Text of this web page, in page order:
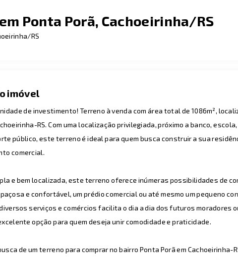
Ponta Porã, Cachoeirinha/RS
RS
imóvel
de investimento! Terreno à venda com área total de 1086m²,
RS. Com uma localização privilegiada, próximo a banco,
público, este terreno é ideal para quem busca construir a sua
comercial.
e bem localizada, este terreno oferece inúmeras possibilidades de
e confortável, um prédio comercial ou até mesmo um pequeno
serviços e comércios facilita o dia a dia dos futuros moradores
opção para quem deseja unir comodidade e praticidade.
de um terreno para comprar no bairro Ponta Porã em Cachoeirinha-